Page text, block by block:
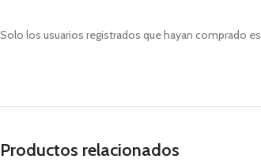
Solo los usuarios registrados que hayan comprado
Productos relacionados